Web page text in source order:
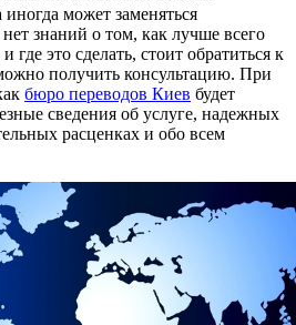
может заменяться
знаний о том, как лучше всего
это сделать, стоит обратиться к
получить консультацию. При
бюро переводов Киев будет
сведения об услуге, надежных
расценках и обо всем